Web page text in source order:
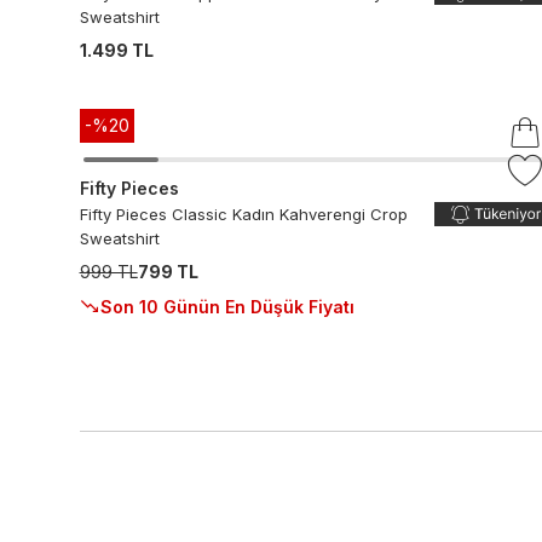
Sweatshirt
1.499 TL
-%20
Fifty Pieces
Fifty Pieces Classic Kadın Kahverengi Crop
Sweatshirt
999 TL799 TL
Son 10 Günün En Düşük Fiyatı